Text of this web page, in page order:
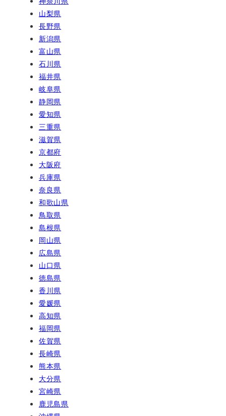
山梨県
長野県
新潟県
富山県
石川県
福井県
岐阜県
静岡県
愛知県
三重県
滋賀県
京都府
大阪府
兵庫県
奈良県
和歌山県
鳥取県
島根県
岡山県
広島県
山口県
徳島県
香川県
愛媛県
高知県
福岡県
佐賀県
長崎県
熊本県
大分県
宮崎県
鹿児島県